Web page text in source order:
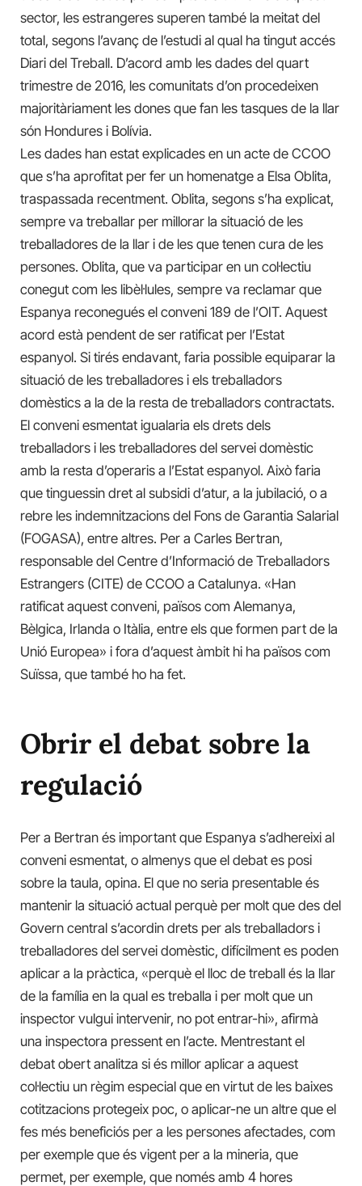
sector, les estrangeres superen també la meitat del
total, segons l’avanç de l’estudi al qual ha tingut accés
Diari del Treball. D’acord amb les dades del quart
trimestre de 2016, les comunitats d’on procedeixen
majoritàriament les dones que fan les tasques de la llar
són Hondures i Bolívia.
Les dades han estat explicades en un acte de CCOO
que s’ha aprofitat per fer un homenatge a Elsa Oblita,
traspassada recentment. Oblita, segons s’ha explicat,
sempre va treballar per millorar la situació de les
treballadores de la llar i de les que tenen cura de les
persones. Oblita, que va participar en un col·lectiu
conegut com les libèl·lules, sempre va reclamar que
Espanya reconegués el conveni 189 de l’OIT. Aquest
acord està pendent de ser ratificat per l’Estat
espanyol. Si tirés endavant, faria possible equiparar la
situació de les treballadores i els treballadors
domèstics a la de la resta de treballadors contractats.
El conveni esmentat igualaria els drets dels
treballadors i les treballadores del servei domèstic
amb la resta d’operaris a l’Estat espanyol. Això faria
que tinguessin dret al subsidi d’atur, a la jubilació, o a
rebre les indemnitzacions del Fons de Garantia Salarial
(FOGASA), entre altres. Per a Carles Bertran,
responsable del Centre d’Informació de Treballadors
Estrangers (CITE) de CCOO a Catalunya. «Han
ratificat aquest conveni, països com Alemanya,
Bèlgica, Irlanda o Itàlia, entre els que formen part de la
Unió Europea» i fora d’aquest àmbit hi ha països com
Suïssa, que també ho ha fet.
Obrir el debat sobre la
regulació
Per a Bertran és important que Espanya s’adhereixi al
conveni esmentat, o almenys que el debat es posi
sobre la taula, opina. El que no seria presentable és
mantenir la situació actual perquè per molt que des del
Govern central s’acordin drets per als treballadors i
treballadores del servei domèstic, difícilment es poden
aplicar a la pràctica, «perquè el lloc de treball és la llar
de la família en la qual es treballa i per molt que un
inspector vulgui intervenir, no pot entrar-hi», afirmà
una inspectora pressent en l’acte. Mentrestant el
debat obert analitza si és millor aplicar a aquest
col·lectiu un règim especial que en virtut de les baixes
cotitzacions protegeix poc, o aplicar-ne un altre que el
fes més beneficiós per a les persones afectades, com
per exemple que és vigent per a la mineria, que
permet, per exemple, que només amb 4 hores